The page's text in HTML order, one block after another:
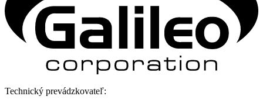
Technický prevádzkovateľ: